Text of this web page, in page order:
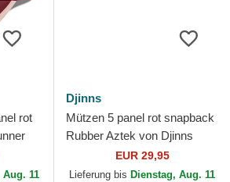
rot
Era
Aug. 11
Djinns
Mützen 5 panel rot snapback
Rubber Aztek von Djinns
EUR 29,95
Lieferung bis Dienstag, Aug. 11